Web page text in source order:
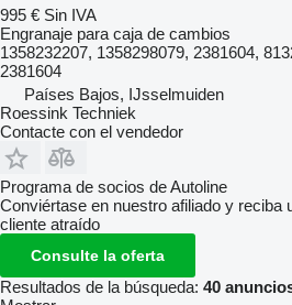
995 € Sin IVA
Engranaje para caja de cambios
1358232207, 1358298079, 2381604,
2381604
Países Bajos, IJsselmuiden
Roessink Techniek
Contacte con el vendedor
Programa de socios de Autoline
Conviértase en nuestro afiliado y reciba
cliente atraído
Consulte la oferta
Resultados de la búsqueda: 40